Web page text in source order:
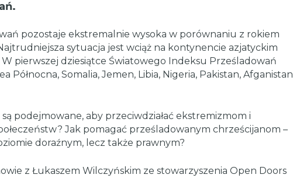
pozostaje ekstremalnie wysoka w porównaniu z rokiem
sytuacja jest wciąż na kontynencie azjatyckim
W pierwszej dziesiątce Światowego Indeksu Prześladowań
Północna, Somalia, Jemen, Libia, Nigeria, Pakistan, Afganistan
są podejmowane, aby przeciwdziałać ekstremizmom i
Jak pomagać prześladowanym chrześcijanom –
doraźnym, lecz także prawnym?
z Łukaszem Wilczyńskim ze stowarzyszenia Open Doors